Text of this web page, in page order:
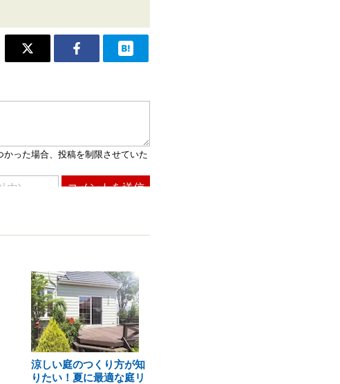
涼しい庭のつくり方が知
りたい！夏に最適な庭リ